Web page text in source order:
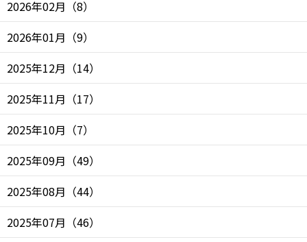
2026年02月 （8）
2026年01月 （9）
2025年12月 （14）
2025年11月 （17）
2025年10月 （7）
2025年09月 （49）
2025年08月 （44）
2025年07月 （46）